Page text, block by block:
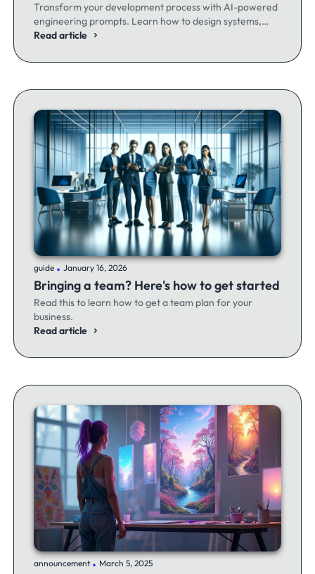
Transform your development process with AI-powered
engineering prompts. Learn how to design systems,
optimize code, and build better software - whether
Read article
guide .January 16, 2026
Bringing a team? Here's how to get started
Read this to learn how to get a team plan for your
business.
Read article
announcement .March 5, 2025